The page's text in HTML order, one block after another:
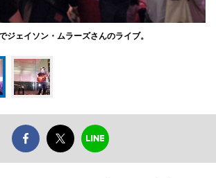
ジェイソン・ムラーズさんのライブ。